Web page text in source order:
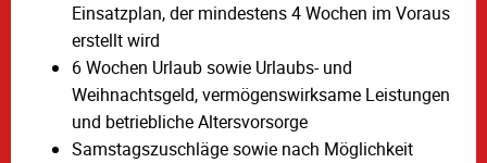
Einsatzplan, der mindestens 4 Wochen im Voraus
erstellt wird
6 Wochen Urlaub sowie Urlaubs- und
Weihnachtsgeld, vermögenswirksame Leistungen
und betriebliche Altersvorsorge
Samstagszuschläge sowie nach Möglichkeit